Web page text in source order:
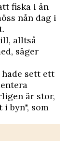
fiska i ån
nån dag i
alltså
säger
sett ett
är stor,
i byn", som